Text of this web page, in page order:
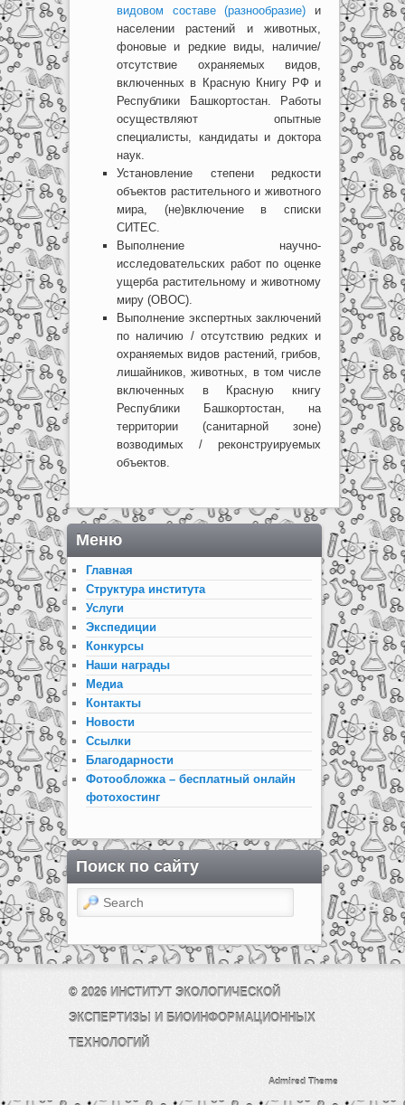
видовом составе (разнообразие) и
населении растений и животных,
фоновые и редкие виды, наличие/
отсутствие охраняемых видов,
включенных в Красную Книгу РФ и
Республики Башкортостан. Работы
осуществляют опытные
специалисты, кандидаты и доктора
наук.
Установление степени редкости
объектов растительного и животного
мира, (не)включение в списки
СИТЕС.
Выполнение научно-
исследовательских работ по оценке
ущерба растительному и животному
миру (ОВОС).
Выполнение экспертных заключений
по наличию / отсутствию редких и
охраняемых видов растений, грибов,
лишайников, животных, в том числе
включенных в Красную книгу
Республики Башкортостан, на
территории (санитарной зоне)
возводимых / реконструируемых
объектов.
Меню
Главная
Структура института
Услуги
Экспедиции
Конкурсы
Наши награды
Медиа
Контакты
Новости
Ссылки
Благодарности
Фотообложка – бесплатный онлайн
фотохостинг
Поиск по сайту
Search
© 2026 ИНСТИТУТ ЭКОЛОГИЧЕСКОЙ
ЭКСПЕРТИЗЫ И БИОИНФОРМАЦИОННЫХ
ТЕХНОЛОГИЙ
Admired Theme